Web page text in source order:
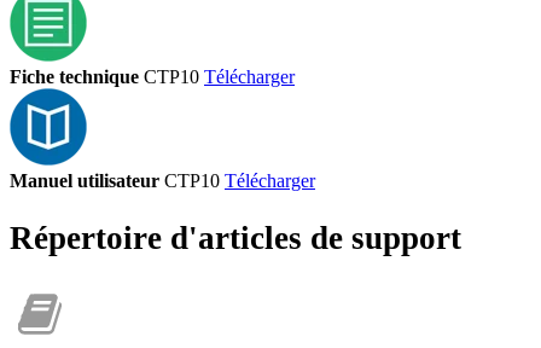
Fiche technique CTP10 Télécharger
Manuel utilisateur CTP10 Télécharger
Répertoire d'articles de support